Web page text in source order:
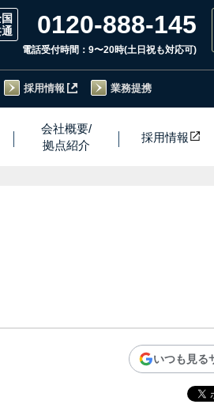
0120-888-145
電話受付時間：9〜20時(土日祝も対応可)
採用情報 業務提携
会社概要/
拠点紹介
採用情報
いつも見る